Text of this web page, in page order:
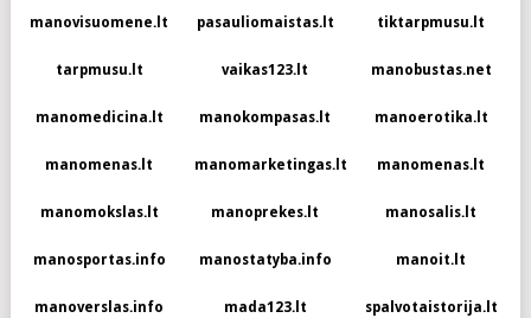
manovisuomene.lt pasauliomaistas.lt tiktarpmusu.lt
tarpmusu.lt vaikas123.lt manobustas.net
manomedicina.lt manokompasas.lt manoerotika.lt
manomenas.lt manomarketingas.lt manomenas.lt
manomokslas.lt manoprekes.lt manosalis.lt
manosportas.info manostatyba.info manoit.lt
manoverslas.info mada123.lt spalvotaistorija.lt